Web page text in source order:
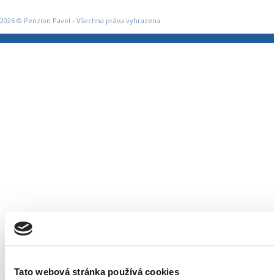
Tato webová stránka používá cookies
2026 © Penzion Pavel - Všechna práva vyhrazena